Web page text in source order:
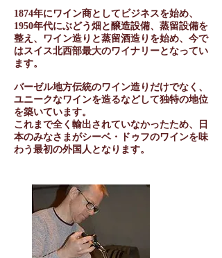
1874年にワイン商としてビジネスを始め、
1950年代にぶどう畑と醸造設備、蒸留設備を
整え、ワイン造りと蒸留酒造りを始め、今で
はスイス北西部最大のワイナリーとなってい
ます。
バーゼル地方伝統のワイン造りだけでなく、
ユニークなワインを造るなどして独特の地位
を築いています。
これまで全く輸出されていなかったため、日
本のみなさまがシーベ・ドゥフのワインを味
わう最初の外国人となります。